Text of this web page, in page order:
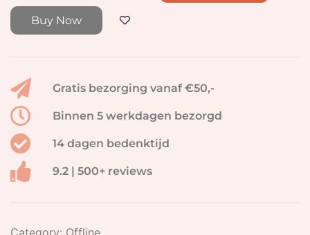
Buy Now
Gratis bezorging vanaf €50,-
Binnen 5 werkdagen bezorgd
14 dagen bedenktijd
9.2 | 500+ reviews
Category: Offline